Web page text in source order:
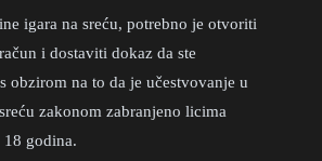
igara na sreću, potrebno je otvoriti
i dostaviti dokaz da ste
obzirom na to da je učestvovanje u
zakonom zabranjeno licima
godina.